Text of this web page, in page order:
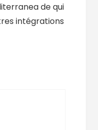
de qui
intégrations